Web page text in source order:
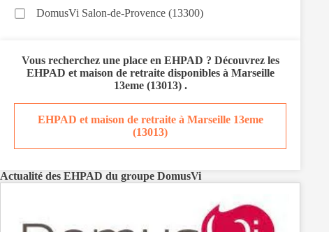
DomusVi Salon-de-Provence (13300)
Vous recherchez une place en EHPAD ? Découvrez les
EHPAD et maison de retraite disponibles à Marseille
13eme (13013).
EHPAD et maison de retraite à Marseille 13eme
(13013)
Actualité des EHPAD du groupe DomusVi